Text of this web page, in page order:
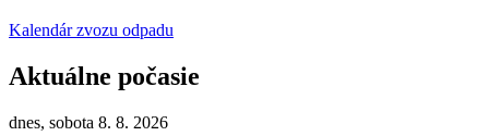
Kalendár zvozu odpadu
Aktuálne počasie
dnes, sobota 8. 8. 2026